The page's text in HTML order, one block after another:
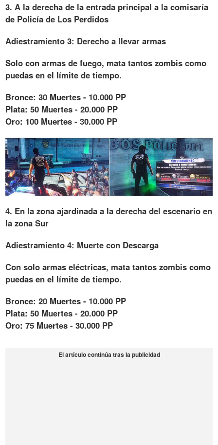
3. A la derecha de la entrada principal a la comisaría
de Policía de Los Perdidos
Adiestramiento 3: Derecho a llevar armas
Solo con armas de fuego, mata tantos zombis como
puedas en el límite de tiempo.
Bronce: 30 Muertes - 10.000 PP
Plata: 50 Muertes - 20.000 PP
Oro: 100 Muertes - 30.000 PP
4. En la zona ajardinada a la derecha del escenario en
la zona Sur
Adiestramiento 4: Muerte con Descarga
Con solo armas eléctricas, mata tantos zombis como
puedas en el límite de tiempo.
Bronce: 20 Muertes - 10.000 PP
Plata: 50 Muertes - 20.000 PP
Oro: 75 Muertes - 30.000 PP